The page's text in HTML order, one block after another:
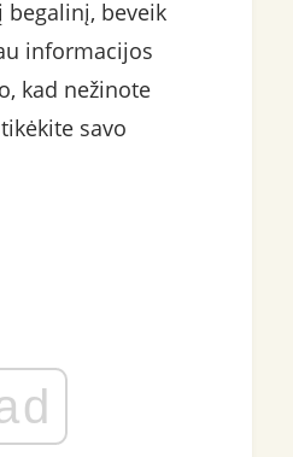
beveik
informacijos
kad nežinote
savo